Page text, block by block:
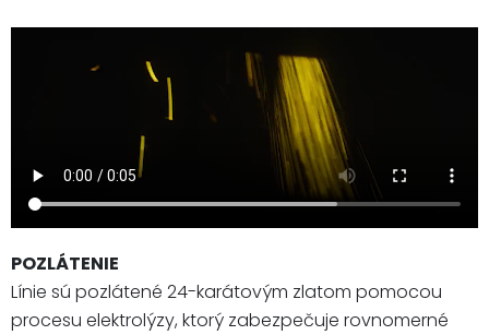
POZLÁTENIE
Línie sú pozlátené 24-karátovým zlatom pomocou
procesu elektrolýzy, ktorý zabezpečuje rovnomerné